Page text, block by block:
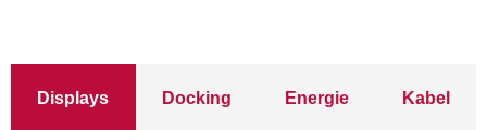
Displays Docking Energie Kabel